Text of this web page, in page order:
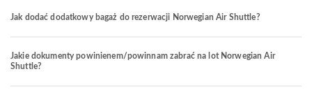
Jak dodać dodatkowy bagaż do rezerwacji Norwegian Air Shuttle?
Jakie dokumenty powinienem/powinnam zabrać na lot Norwegian Air
Shuttle?